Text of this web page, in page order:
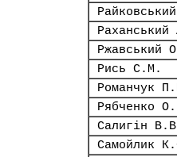
Ржавський
Рись С.М.
Романчук
Рябченко
Салигін
Самойлик